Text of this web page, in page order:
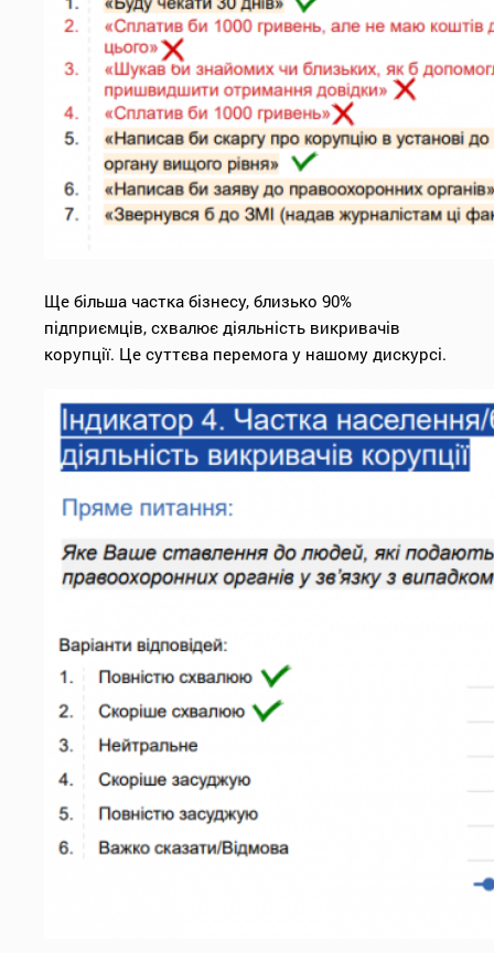
Ще більша частка бізнесу, близько 90%
підприємців, схвалює діяльність викривачів
корупції. Це суттєва перемога у нашому дискурсі.